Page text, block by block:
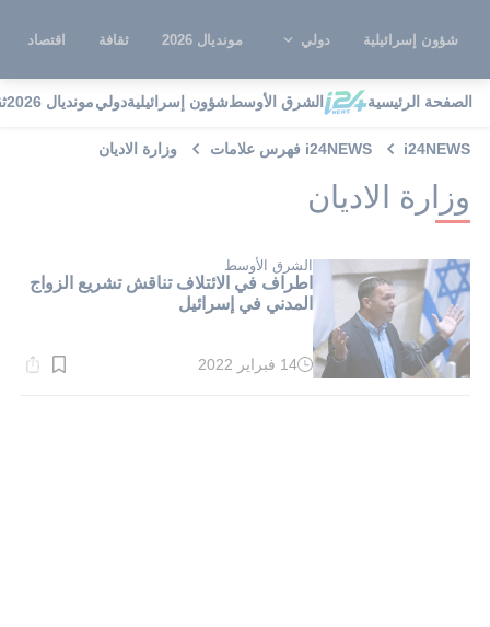
شؤون إسرائيلية دولي مونديال 2026 ثقافة اقتصاد
الصفحة الرئيسية الشرق الأوسطشؤون إسرائيليةدوليمونديال 2026
i24NEWS i24NEWS فهرس علامات وزارة الاديان
وزارة الاديان
الشرق الأوسط
اطراف في الائتلاف تناقش تشريع الزواج
المدني في إسرائيل
وقت
14 فبراير 2022